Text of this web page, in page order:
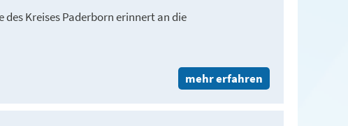
Kreises Paderborn erinnert an die
mehr erfahren